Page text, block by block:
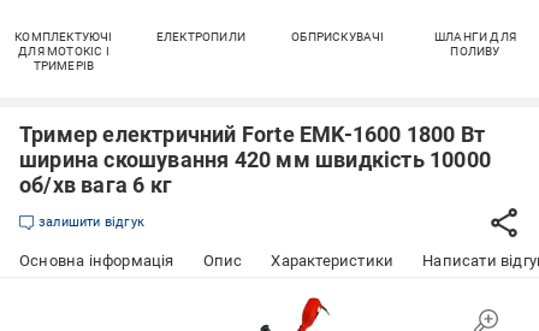
КОМПЛЕКТУЮЧІ
ДЛЯ МОТОКІС І
ТРИМЕРІВ
ЕЛЕКТРОПИЛИ ОБПРИСКУВАЧІ
ШЛАНГИ ДЛЯ
ПОЛИВУ
Тример електричний Forte EMK-1600 1800 Вт
ширина скошування 420 мм швидкість 10000
об/хв вага 6 кг
залишити відгук
Основна інформація Опис Характеристики Написати